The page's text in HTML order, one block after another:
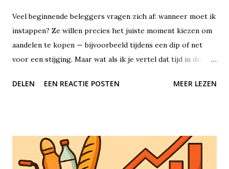
Veel beginnende beleggers vragen zich af: wanneer moet ik
instappen? Ze willen precies het juiste moment kiezen om
aandelen te kopen — bijvoorbeeld tijdens een dip of net
voor een stijging. Maar wat als ik je vertel dat tijd in de
timen van de markt? Beleggen draait niet om perfecte
markt betekent dat je je geld lange tijd belegd laat staan. Je
koopt bijvoorbeeld aandelen of ETF’s en in plaats van
DELEN EEN REACTIE POSTEN MEER LEZEN